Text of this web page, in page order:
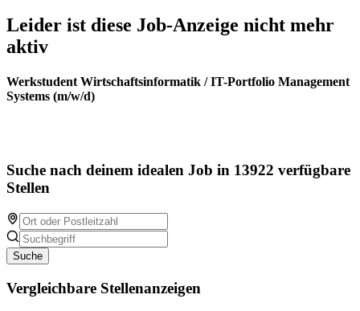
Leider ist diese Job-Anzeige nicht mehr
aktiv
Werkstudent Wirtschaftsinformatik / IT-Portfolio Management
Systems (m/w/d)
Suche nach deinem idealen Job in 13922 verfügbare
Stellen
Suche
Vergleichbare Stellenanzeigen